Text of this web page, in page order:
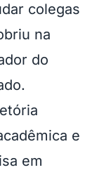
colegas
na
do
e
em